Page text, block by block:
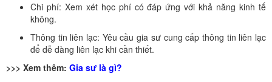
Chi phí: Xem xét học phí có đáp ứng với khả năng kinh tế
không.
Thông tin liên lạc: Yêu cầu gia sư cung cấp thông tin liên lạc
để dễ dàng liên lạc khi cần thiết.
>>> Xem thêm: Gia sư là gì?